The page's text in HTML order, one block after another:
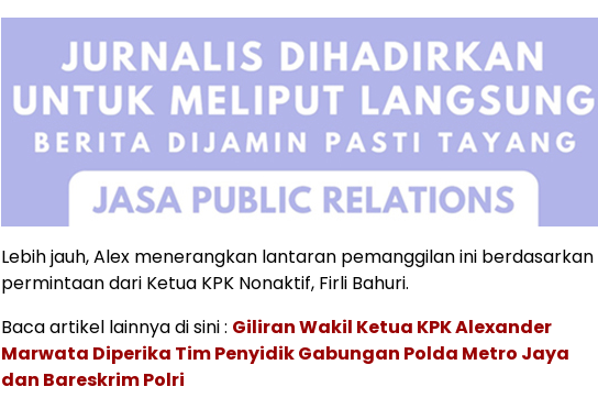
Lebih jauh, Alex menerangkan lantaran pemanggilan ini berdasarkan
permintaan dari Ketua KPK Nonaktif, Firli Bahuri.
Baca artikel lainnya di sini : Giliran Wakil Ketua KPK Alexander
Marwata Diperika Tim Penyidik Gabungan Polda Metro Jaya
dan Bareskrim Polri